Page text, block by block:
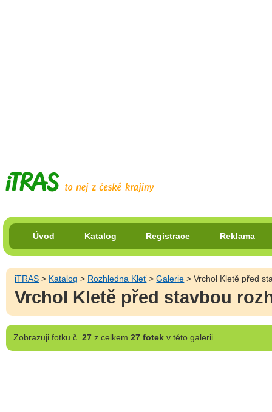
Úvod Katalog Registrace Reklama
iTRAS > Katalog > Rozhledna Kleť>Galerie > Vrchol Kletě před
Vrchol Kletě před stavbou
Zobrazujifotku č. 27z celkem 27 fotekv této galerii.